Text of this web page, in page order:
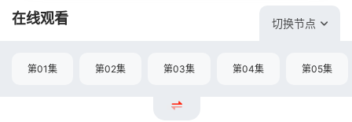
在线观看 切换节点
第01集 第02集 第03集 第04集 第05集